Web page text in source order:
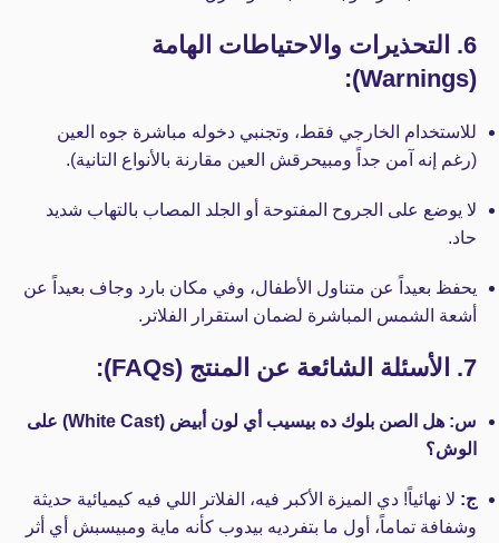
6. التحذيرات والاحتياطات الهامة
(Warnings):
للاستخدام الخارجي فقط، وتجنبي دخوله مباشرة جوه العين
(رغم إنه آمن جداً ومبيحرقش العين مقارنة بالأنواع التانية).
لا يوضع على الجروح المفتوحة أو الجلد المصاب بالتهاب شديد
حاد.
يحفظ بعيداً عن متناول الأطفال، وفي مكان بارد وجاف بعيداً عن
أشعة الشمس المباشرة لضمان استقرار الفلاتر.
7. الأسئلة الشائعة عن المنتج (FAQs):
س: هل الصن بلوك ده بيسيب أي لون أبيض (White Cast) على
الوش؟
ج: لا نهائياً! دي الميزة الأكبر فيه، الفلاتر اللي فيه كيميائية حديثة
وشفافة تماماً، أول ما بتفرديه بيدوب كأنه ماية ومبيسبش أي أثر